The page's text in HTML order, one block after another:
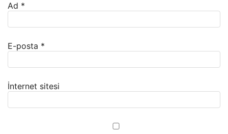
Ad *
E-posta *
İnternet sitesi